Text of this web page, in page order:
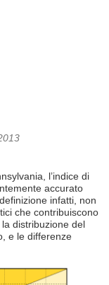
l’indice di
accurato
infatti, non
che contribuiscono
distribuzione del
e le differenze